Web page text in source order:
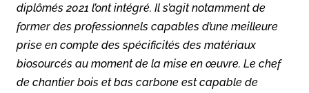
diplômés 2021 l’ont intégré. Il s’agit notamment de
former des professionnels capables d’une meilleure
prise en compte des spécificités des matériaux
biosourcés au moment de la mise en œuvre. Le chef
de chantier bois et bas carbone est capable de